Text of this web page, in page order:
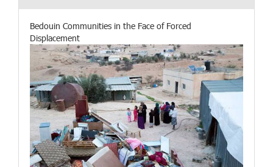
Bedouin Communities in the Face of Forced
Displacement